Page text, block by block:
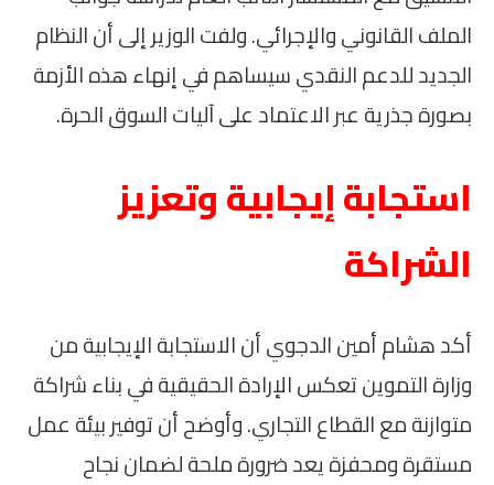
الملف القانوني والإجرائي. ولفت الوزير إلى أن النظام
الجديد للدعم النقدي سيساهم في إنهاء هذه الأزمة
بصورة جذرية عبر الاعتماد على آليات السوق الحرة.
استجابة إيجابية وتعزيز
الشراكة
أكد هشام أمين الدجوي أن الاستجابة الإيجابية من
وزارة التموين تعكس الإرادة الحقيقية في بناء شراكة
متوازنة مع القطاع التجاري. وأوضح أن توفير بيئة عمل
مستقرة ومحفزة يعد ضرورة ملحة لضمان نجاح